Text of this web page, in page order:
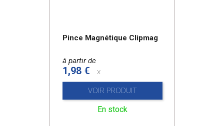
Pince Magnétique Clipmag
à partir de
1,98 € x
VOIR PRODUIT
En stock